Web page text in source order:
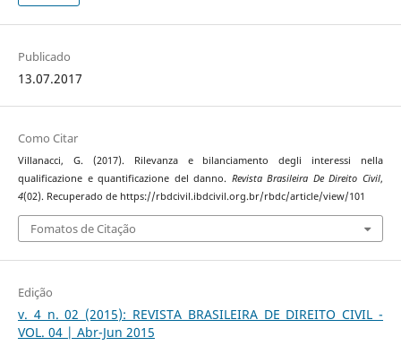
Publicado
13.07.2017
Como Citar
Villanacci, G. (2017). Rilevanza e bilanciamento degli interessi nella
qualificazione e quantificazione del danno. Revista Brasileira De Direito Civil,
4(02). Recuperado de https://rbdcivil.ibdcivil.org.br/rbdc/article/view/101
Fomatos de Citação
Edição
v. 4 n. 02 (2015): REVISTA BRASILEIRA DE DIREITO CIVIL -
VOL. 04 | Abr-Jun 2015